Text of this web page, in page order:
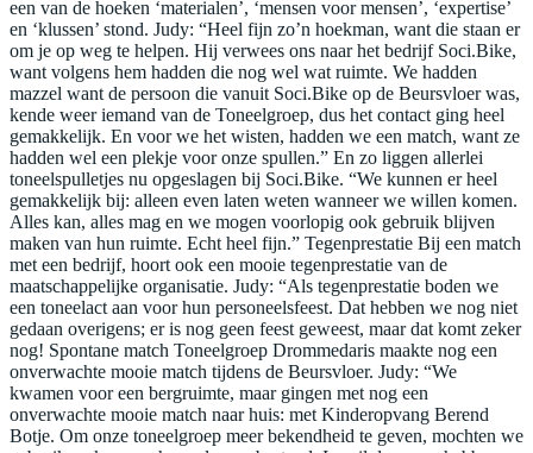
een van de hoeken ‘materialen’, ‘mensen voor mensen’, ‘expertise’
en ‘klussen’ stond. Judy: “Heel fijn zo’n hoekman, want die staan er
om je op weg te helpen. Hij verwees ons naar het bedrijf Soci.Bike,
want volgens hem hadden die nog wel wat ruimte. We hadden
mazzel want de persoon die vanuit Soci.Bike op de Beursvloer was,
kende weer iemand van de Toneelgroep, dus het contact ging heel
gemakkelijk. En voor we het wisten, hadden we een match, want ze
hadden wel een plekje voor onze spullen.” En zo liggen allerlei
toneelspulletjes nu opgeslagen bij Soci.Bike. “We kunnen er heel
gemakkelijk bij: alleen even laten weten wanneer we willen komen.
Alles kan, alles mag en we mogen voorlopig ook gebruik blijven
maken van hun ruimte. Echt heel fijn.” Tegenprestatie Bij een match
met een bedrijf, hoort ook een mooie tegenprestatie van de
maatschappelijke organisatie. Judy: “Als tegenprestatie boden we
een toneelact aan voor hun personeelsfeest. Dat hebben we nog niet
gedaan overigens; er is nog geen feest geweest, maar dat komt zeker
nog! Spontane match Toneelgroep Drommedaris maakte nog een
onverwachte mooie match tijdens de Beursvloer. Judy: “We
kwamen voor een bergruimte, maar gingen met nog een
onverwachte mooie match naar huis: met Kinderopvang Berend
Botje. Om onze toneelgroep meer bekendheid te geven, mochten we